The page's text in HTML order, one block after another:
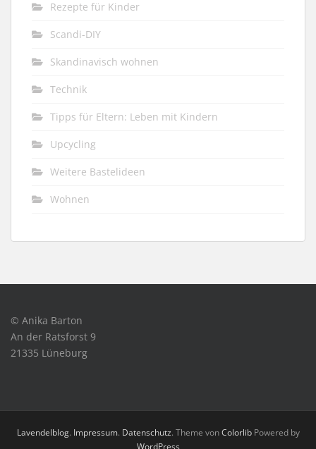
Rezepte für Kinder
Scandi-DIY
Skandinavisch wohnen
Technik
Tipps für Eltern: Leben mit Kindern
Upcycling
Weitere Bastelideen
Wohnen
© Anika Barton
An der Ratsforst 9
21335 Lüneburg
Lavendelblog. Impressum. Datenschutz. Theme vonColorlibPowered by